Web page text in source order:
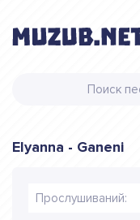
Elyanna - Ganeni
Прослушиваний: